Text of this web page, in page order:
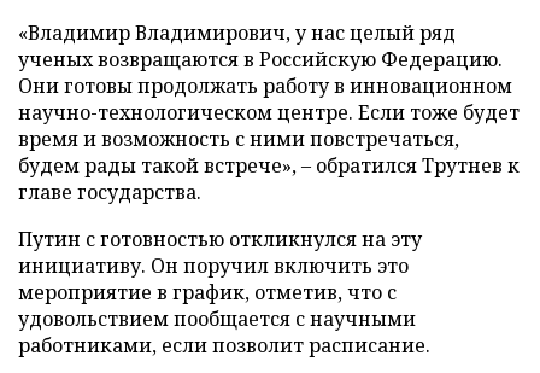
«Владимир Владимирович, у нас целый ряд
ученых возвращаются в Российскую Федерацию.
Они готовы продолжать работу в инновационном
научно-технологическом центре. Если тоже будет
время и возможность с ними повстречаться,
будем рады такой встрече», – обратился Трутнев к
главе государства.
Путин с готовностью откликнулся на эту
инициативу. Он поручил включить это
мероприятие в график, отметив, что с
удовольствием пообщается с научными
работниками, если позволит расписание.